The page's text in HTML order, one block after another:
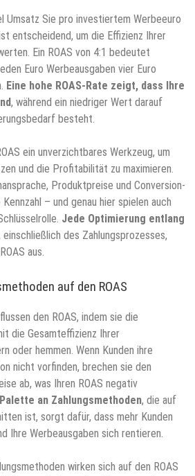
Umsatz Sie pro investiertem Werbeeuro
entscheidend, um die Effizienz Ihrer
Ein ROAS von 4:1 bedeutet
Euro Werbeausgaben vier Euro
Eine hohe ROAS-Rate zeigt, dass Ihre
, während ein niedriger Wert darauf
besteht.
ein unverzichtbares Werkzeug, um
und die Profitabilität zu maximieren.
Produktpreise und Conversion-
– und genau hier spielen auch
Jede Optimierung entlang
einschließlich des Zahlungsprozesses,
aus.
auf den ROAS
den ROAS, indem sie die
die Gesamteffizienz Ihrer
oder hemmen. Wenn Kunden ihre
nicht vorfinden, brechen sie den
ab, was Ihren ROAS negativ
an Zahlungsmethoden, die auf
ist, sorgt dafür, dass mehr Kunden
Ihre Werbeausgaben sich rentieren.
wirken sich auf den ROAS